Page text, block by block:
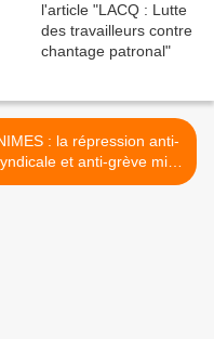
: la répression anti-
et anti-grève mise
en échec ! >